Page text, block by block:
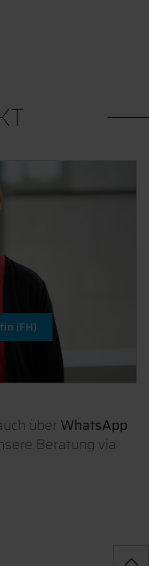
(FH)
über WhatsApp
Beratung via